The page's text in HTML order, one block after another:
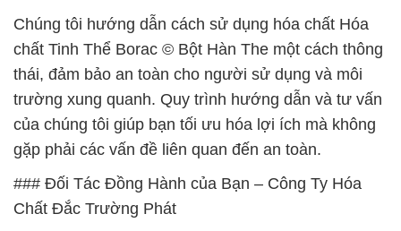
Chúng tôi hướng dẫn cách sử dụng hóa chất Hóa
chất Tinh Thể Borac © Bột Hàn The một cách thông
thái, đảm bảo an toàn cho người sử dụng và môi
trường xung quanh. Quy trình hướng dẫn và tư vấn
của chúng tôi giúp bạn tối ưu hóa lợi ích mà không
gặp phải các vấn đề liên quan đến an toàn.
### Đối Tác Đồng Hành của Bạn – Công Ty Hóa
Chất Đắc Trường Phát